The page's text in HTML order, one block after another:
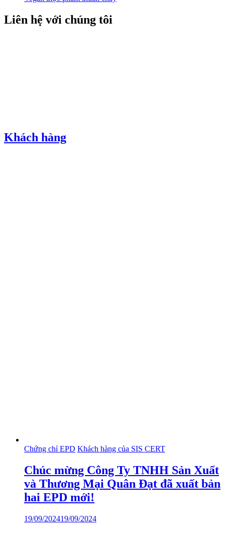
Liên hệ với chúng tôi
Khách hàng
Chứng chỉ EPD Khách hàng của SIS CERT
Chúc mừng Công Ty TNHH Sản Xuất
và Thương Mại Quân Đạt đã xuất bản
hai EPD mới!
19/09/202419/09/2024